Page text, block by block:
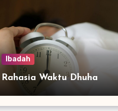
Ibadah
Rahasia Waktu Dhuha